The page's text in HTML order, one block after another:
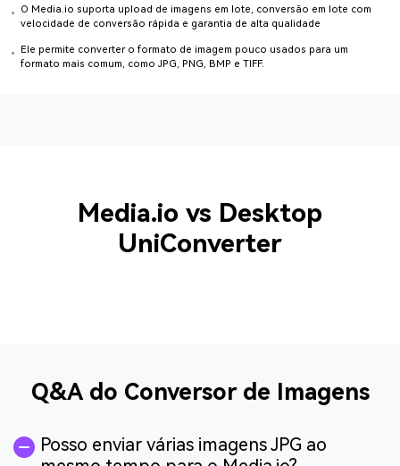
O Media.io suporta upload de imagens em lote, conversão em lote com
velocidade de conversão rápida e garantia de alta qualidade
Ele permite converter o formato de imagem pouco usados para um
formato mais comum, como JPG, PNG, BMP e TIFF.
Media.io vs Desktop
UniConverter
Q&A do Conversor de Imagens
Posso enviar várias imagens JPG ao